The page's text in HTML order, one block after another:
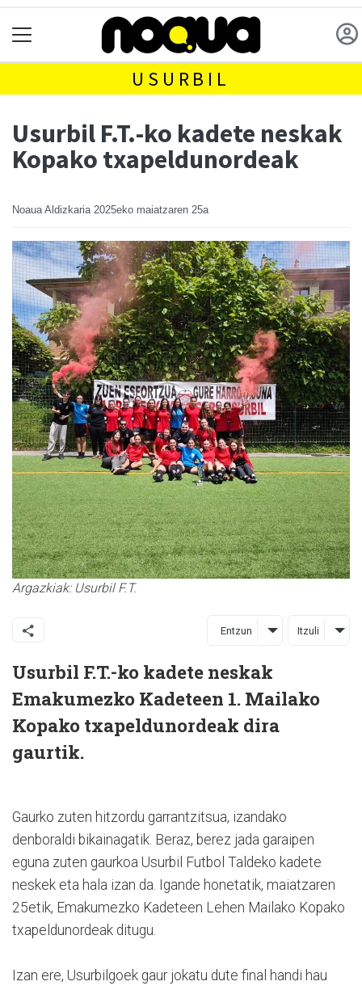
USURBIL
Usurbil F.T.-ko kadete neskak
Kopako txapeldunordeak
Noaua Aldizkaria 2025eko maiatzaren 25a
Argazkiak: Usurbil F.T.
Entzun Itzuli
Usurbil F.T.-ko kadete neskak
Emakumezko Kadeteen 1. Mailako
Kopako txapeldunordeak dira
gaurtik.
Gaurko zuten hitzordu garrantzitsua, izandako
denboraldi bikainagatik. Beraz, berez jada garaipen
eguna zuten gaurkoa Usurbil Futbol Taldeko kadete
neskek eta hala izan da. Igande honetatik, maiatzaren
25etik, Emakumezko Kadeteen Lehen Mailako Kopako
txapeldunordeak ditugu.
Izan ere, Usurbilgoek gaur jokatu dute final handi hau